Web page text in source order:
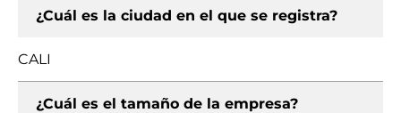
¿Cuál es la ciudad en el que se registra?
CALI
¿Cuál es el tamaño de la empresa?